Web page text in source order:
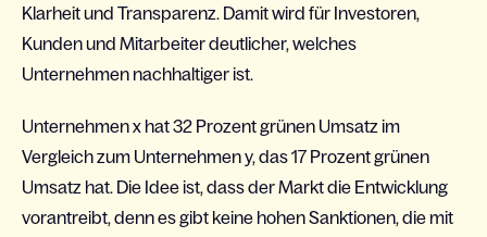
Klarheit und Transparenz. Damit wird für Investoren,
Kunden und Mitarbeiter deutlicher, welches
Unternehmen nachhaltiger ist.
Unternehmen x hat 32 Prozent grünen Umsatz im
Vergleich zum Unternehmen y, das 17 Prozent grünen
Umsatz hat. Die Idee ist, dass der Markt die Entwicklung
vorantreibt, denn es gibt keine hohen Sanktionen, die mit